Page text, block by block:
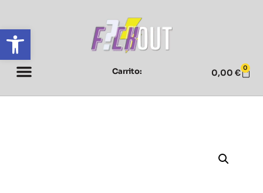
Abrir barra de herramientas
Carrito: 0,00 € 0